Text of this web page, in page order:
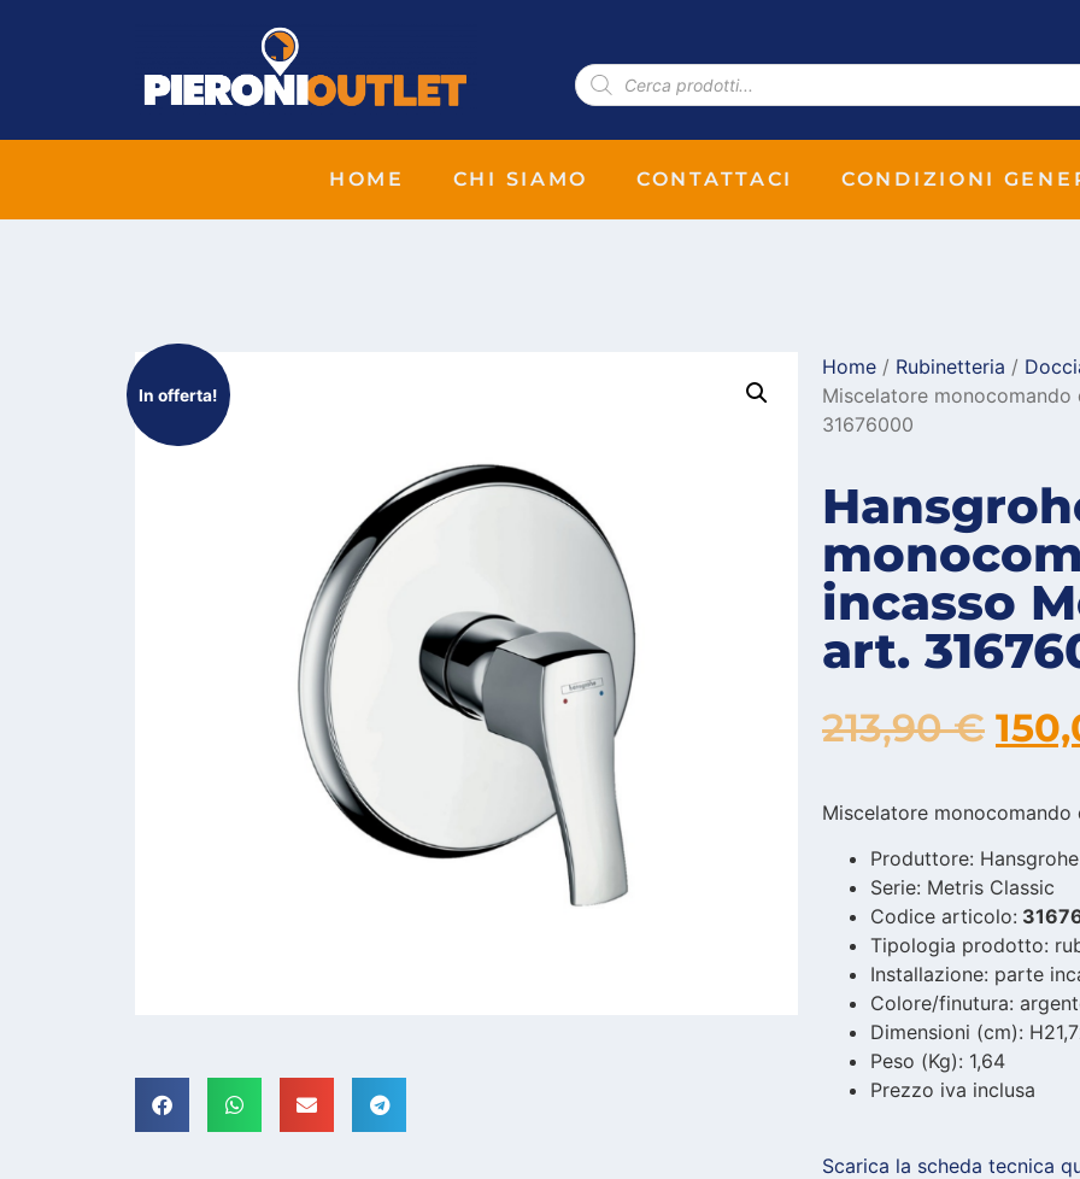
HOME CHI SIAMO CONTATTACI CONDIZIONI
In offerta!
Home / Rubinetteria /
Miscelatore
31676000
incasso
art.
213,90€
Miscelatore
Produttore: Hansgrohe
Serie: Metris Classic
Codice articolo:
Tipologia prodotto:
Installazione: parte
Colore/finutura:
Dimensioni (cm):
Peso (Kg): 1,64
Prezzo iva inclusa
Scarica la scheda tecnica